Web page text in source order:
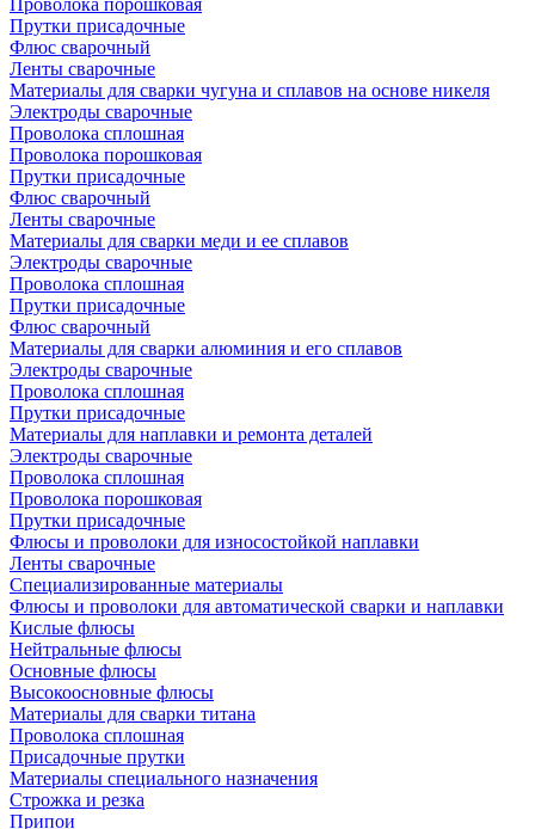
Проволока порошковая
Прутки присадочные
Флюс сварочный
Ленты сварочные
Материалы для сварки чугуна и сплавов на основе никеля
Электроды сварочные
Проволока сплошная
Проволока порошковая
Прутки присадочные
Флюс сварочный
Ленты сварочные
Материалы для сварки меди и ее сплавов
Электроды сварочные
Проволока сплошная
Прутки присадочные
Флюс сварочный
Материалы для сварки алюминия и его сплавов
Электроды сварочные
Проволока сплошная
Прутки присадочные
Материалы для наплавки и ремонта деталей
Электроды сварочные
Проволока сплошная
Проволока порошковая
Прутки присадочные
Флюсы и проволоки для износостойкой наплавки
Ленты сварочные
Специализированные материалы
Флюсы и проволоки для автоматической сварки и наплавки
Кислые флюсы
Нейтральные флюсы
Основные флюсы
Высокоосновные флюсы
Материалы для сварки титана
Проволока сплошная
Присадочные прутки
Материалы специального назначения
Строжка и резка
Припои